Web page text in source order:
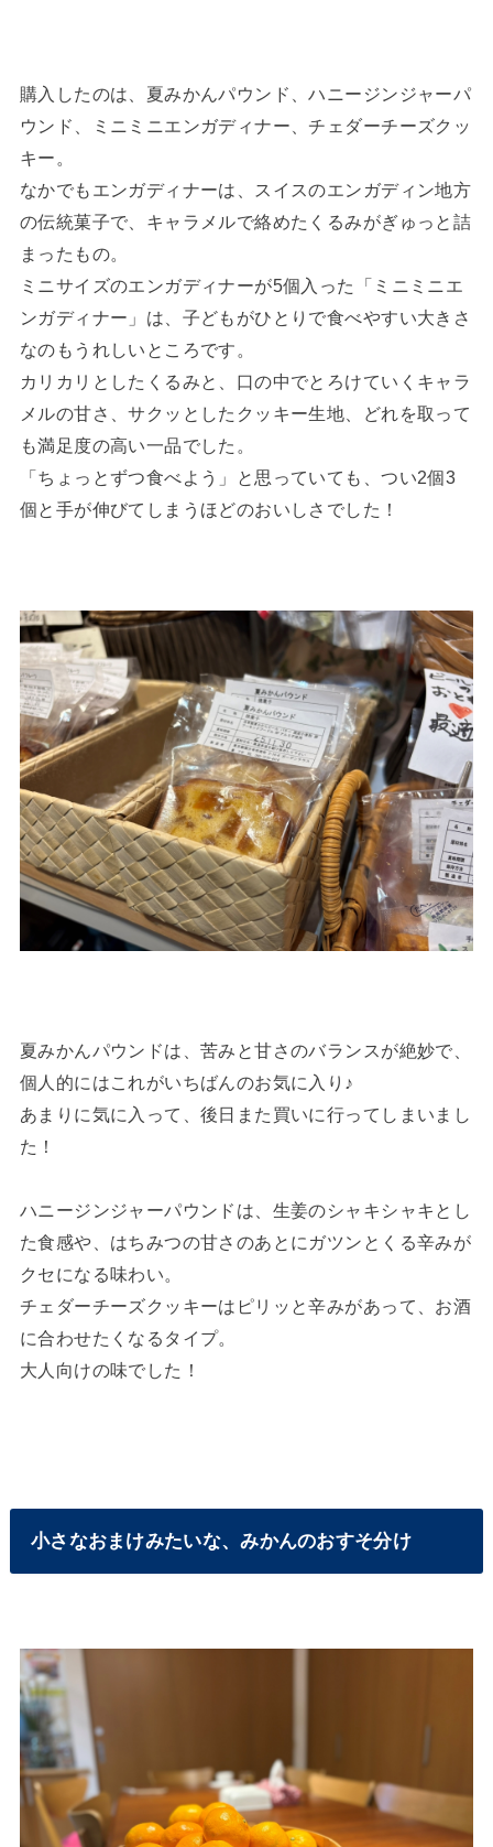
購入したのは、夏みかんパウンド、ハニージンジャーパ
ウンド、ミニミニエンガディナー、チェダーチーズクッ
キー。
なかでもエンガディナーは、スイスのエンガディン地方
の伝統菓子で、キャラメルで絡めたくるみがぎゅっと詰
まったもの。
ミニサイズのエンガディナーが5個入った「ミニミニエ
ンガディナー」は、子どもがひとりで食べやすい大きさ
なのもうれしいところです。
カリカリとしたくるみと、口の中でとろけていくキャラ
メルの甘さ、サクッとしたクッキー生地、どれを取って
も満足度の高い一品でした。
「ちょっとずつ食べよう」と思っていても、つい2個3
個と手が伸びてしまうほどのおいしさでした！
夏みかんパウンドは、苦みと甘さのバランスが絶妙で、
個人的にはこれがいちばんのお気に入り♪
あまりに気に入って、後日また買いに行ってしまいまし
た！
ハニージンジャーパウンドは、生姜のシャキシャキとし
た食感や、はちみつの甘さのあとにガツンとくる辛みが
クセになる味わい。
チェダーチーズクッキーはピリッと辛みがあって、お酒
に合わせたくなるタイプ。
大人向けの味でした！
小さなおまけみたいな、みかんのおすそ分け